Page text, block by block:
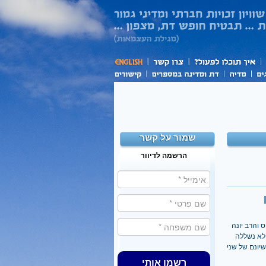
שמור על קשר
הרשמה לדיוור
רשמו אותי
והרב יונה
לא נשללה
של שני